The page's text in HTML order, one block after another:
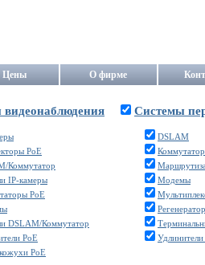
Цены О фирме
PoE
Коммутатор
IP-камеры
PoE
DSLAM/Коммутатор
PoE
PoE
Системы
DSLAM
Модемы
Удлинители